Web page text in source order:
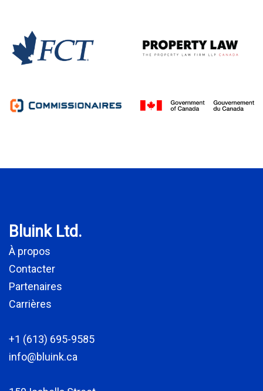
Bluink Ltd.
À propos
Contacter
Partenaires
Carrières
+1 (613) 695-9585
info@bluink.ca